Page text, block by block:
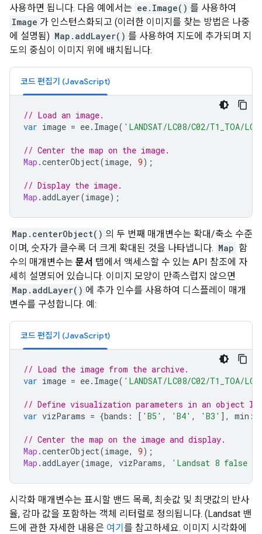
사용하면 됩니다. 다음 예에서는 ee.Image() 를 사용하여
Image 가 인스턴스화되고 (이러한 이미지를 찾는 방법은 나중
에 설명됨) Map.addLayer() 를 사용하여 지도에 추가되며 지
도의 중심이 이미지 위에 배치됩니다.
코드 편집기 (JavaScript)
// Load an image.
var image = ee. Image( 'LANDSAT/LC08/C02/T1_TOA/
// Center the map on the image.
Map .centerObject(image, 9);
// Display the image.
Map .addLayer(image);
Map.centerObject() 의 두 번째 매개변수는 확대/축소 수준
이며, 숫자가 클수록 더 크게 확대된 것을 나타냅니다. Map 함
수의 매개변수는 문서 탭에서 액세스할 수 있는 API 참조에 자
세히 설명되어 있습니다. 이미지 모양이 만족스럽지 않으면
Map.addLayer() 에 추가 인수를 사용하여 디스플레이 매개
변수를 구성합니다. 예:
코드 편집기 (JavaScript)
// Load the image from the archive.
var image = ee. Image( 'LANDSAT/LC08/C02/T1_TOA/
// Define visualization parameters in an object
var vizParams = {bands : [ 'B5' , 'B4' , 'B3' ], min :
// Center the map on the image and display.
Map .centerObject(image, 9);
Map .addLayer(image, vizParams, 'Landsat 8 false
시각화 매개변수는 표시할 밴드 목록, 최솟값 및 최댓값의 반사
율, 감마 값을 포함하는 객체 리터럴로 정의됩니다. (Landsat 밴
드에 관한 자세한 내용은 여기 를 참고하세요. 이미지 시각화에